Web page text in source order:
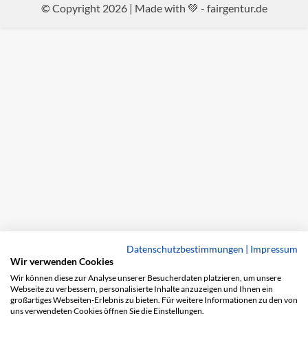
© Copyright 2026 | Made with 💚 - fairgentur.de
Datenschutzbestimmungen | Impressum
Wir verwenden Cookies
Wir können diese zur Analyse unserer Besucherdaten platzieren, um unsere
Webseite zu verbessern, personalisierte Inhalte anzuzeigen und Ihnen ein
großartiges Webseiten-Erlebnis zu bieten. Für weitere Informationen zu den von
uns verwendeten Cookies öffnen Sie die Einstellungen.